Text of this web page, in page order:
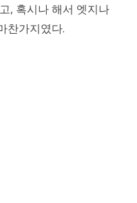
, 혹시나 해서 엣지나
찬가지였다.